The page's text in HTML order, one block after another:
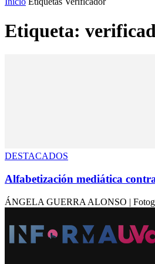
Etiqueta:
DESTACADOS
Alfabetización mediática contra
ÁNGELA GUERRA ALONSO |